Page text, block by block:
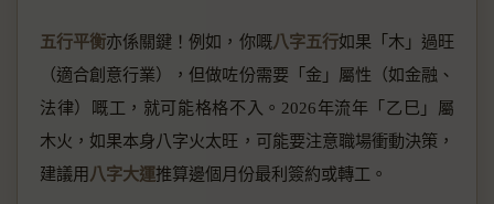
五行平衡亦係關鍵！例如，你嘅八字五行如果「木」過旺
（適合創意行業），但做咗份需要「金」屬性（如金融、
法律）嘅工，就可能格格不入。2026年流年「乙巳」屬
木火，如果本身八字火太旺，可能要注意職場衝動決策，
建議用 八字大運推算邊個月份最利簽約或轉工。